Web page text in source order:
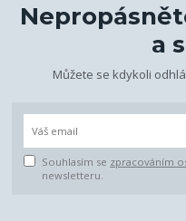
a
Můžete se kdykoli
Souhlasím se zpracováním
newsletteru.